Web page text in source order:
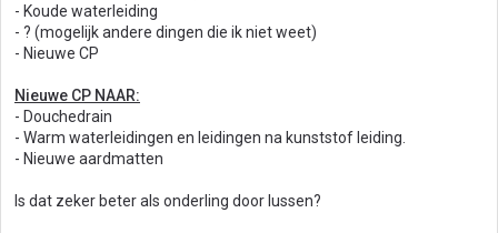
- Koude waterleiding
- ? (mogelijk andere dingen die ik niet weet)
- Nieuwe CP
Nieuwe CP NAAR:
- Douchedrain
- Warm waterleidingen en leidingen na kunststof leiding.
- Nieuwe aardmatten
Is dat zeker beter als onderling door lussen?